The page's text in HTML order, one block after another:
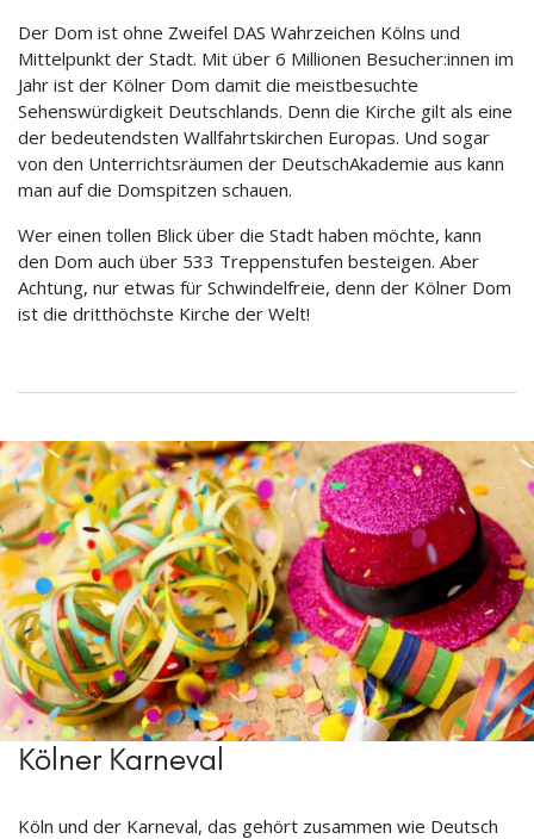
Der Dom ist ohne Zweifel DAS Wahrzeichen Kölns und
Mittelpunkt der Stadt. Mit über 6 Millionen Besucher:innen im
Jahr ist der Kölner Dom damit die meistbesuchte
Sehenswürdigkeit Deutschlands. Denn die Kirche gilt als eine
der bedeutendsten Wallfahrtskirchen Europas. Und sogar
von den Unterrichtsräumen der DeutschAkademie aus kann
man auf die Domspitzen schauen.
Wer einen tollen Blick über die Stadt haben möchte, kann
den Dom auch über 533 Treppenstufen besteigen. Aber
Achtung, nur etwas für Schwindelfreie, denn der Kölner Dom
ist die dritthöchste Kirche der Welt!
Kölner Karneval
Köln und der Karneval, das gehört zusammen wie Deutsch